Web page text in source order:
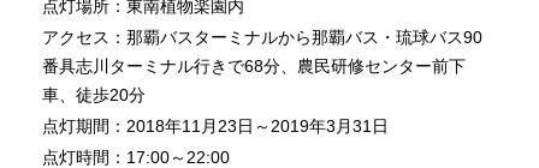
点灯場所：東南植物楽園内
アクセス：那覇バスターミナルから那覇バス・琉球バス90
番具志川ターミナル行きで68分、農民研修センター前下
車、徒歩20分
点灯期間：2018年11月23日～2019年3月31日
点灯時間：17:00～22:00